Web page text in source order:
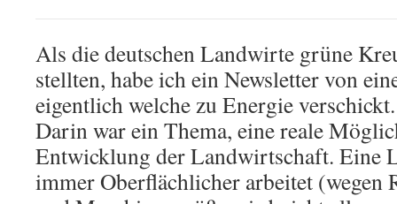
Als die deutschen Landwirte grüne
stellten, habe ich ein Newsletter von
eigentlich welche zu Energie verschickt.
Darin war ein Thema, eine reale
Entwicklung der Landwirtschaft. Eine
immer Oberflächlicher arbeitet (wegen